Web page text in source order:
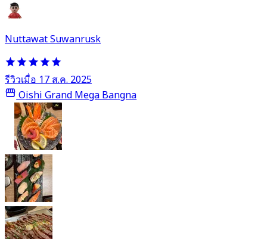
Nuttawat Suwanrusk
รีวิวเมื่อ 17 ส.ค. 2025
Oishi Grand Mega Bangna